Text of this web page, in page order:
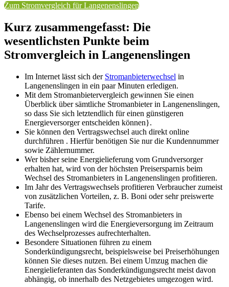
Zum Stromvergleich für Langenenslingen
Kurz zusammengefasst: Die
wesentlichsten Punkte beim
Stromvergleich in Langenenslingen
Im Internet lässt sich der Stromanbieterwechsel in
Langenenslingen in ein paar Minuten erledigen.
Mit dem Stromanbietervergleich gewinnen Sie einen
Überblick über sämtliche Stromanbieter in Langenenslingen,
so dass Sie sich letztendlich für einen günstigeren
Energieversorger entscheiden können}.
Sie können den Vertragswechsel auch direkt online
durchführen . Hierfür benötigen Sie nur die Kundennummer
sowie Zählernummer.
Wer bisher seine Energielieferung vom Grundversorger
erhalten hat, wird von der höchsten Preisersparnis beim
Wechsel des Stromanbieters in Langenenslingen profitieren.
Im Jahr des Vertragswechsels profitieren Verbraucher zumeist
von zusätzlichen Vorteilen, z. B. Boni oder sehr preiswerte
Tarife.
Ebenso bei einem Wechsel des Stromanbieters in
Langenenslingen wird die Energieversorgung im Zeitraum
des Wechselprozesses aufrechterhalten.
Besondere Situationen führen zu einem
Sonderkündigungsrecht, beispielsweise bei Preiserhöhungen
können Sie dieses nutzen. Bei einem Umzug machen die
Energielieferanten das Sonderkündigungsrecht meist davon
abhängig, ob innerhalb des Netzgebietes umgezogen wird.